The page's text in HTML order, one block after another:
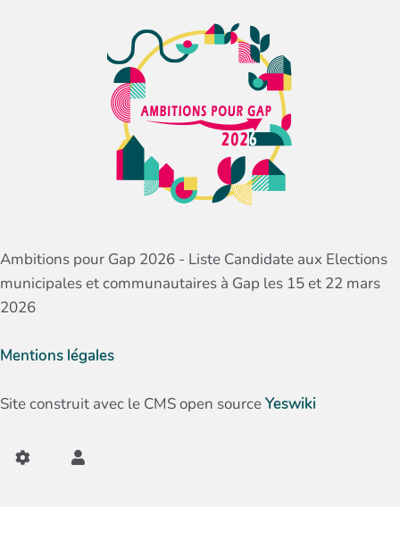
Ambitions pour Gap 2026 - Liste Candidate aux Elections
municipales et communautaires à Gap les 15 et 22 mars
2026
Mentions légales
Site construit avec le CMS open sourceYeswiki